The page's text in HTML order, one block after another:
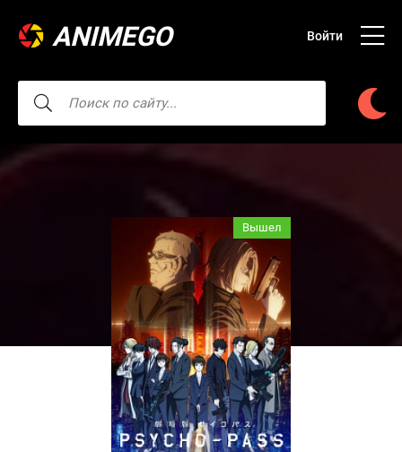
ANIMEGO Войти
Вышел